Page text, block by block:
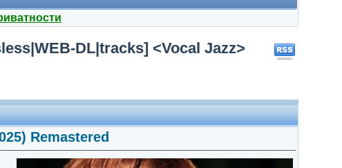
DL|tracks] <Vocal Jazz>
Remastered